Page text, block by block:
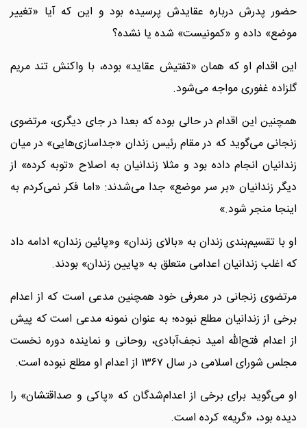
حضور پدرش درباره عقایدش پرسیده بود و این که آیا «تغییر
موضع» داده و «کمونیست» شده یا نشده؟
این اقدام او که همان «تفتیش عقاید» بوده، با واکنش تند مریم
گلزاده غفوری مواجه می‌شود.
همچنین این اقدام در حالی بوده که بعدا در جای دیگری، مرتضوی
زنجانی می‌گوید که در مقام رئیس زندان «جداسازی‌هایی» در میان
زندانیان انجام داده بود و مثلا زندانیان به اصلاح «توبه کرده» از
دیگر زندانیان «بر سر موضع» جدا می‌شدند: «اما فکر نمی‌کردم به
اینجا منجر شود.»
او با تقسیم‌بندی زندان به «بالای زندان» و«پائین زندان» ادامه داد
که اغلب زندانیان اعدامی متعلق به «پایین زندان» بودند.
مرتضوی زنجانی در معرفی خود همچنین مدعی است که از اعدام
برخی از زندانیان مطلع نبوده؛ به عنوان نمونه مدعی است که پیش
از اعدام فتح‌الله امید نجف‌آبادی، روحانی و نماینده دوره نخست
مجلس شورای اسلامی در سال ۱۳۶۷ از اعدام او مطلع نبوده است.
او می‌گوید برای برخی از اعدام‌شدگان که «پاکی و صداقتشان» را
دیده بود، «گریه» کرده است.